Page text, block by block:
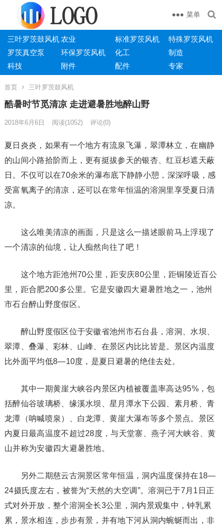
菜单
三叶罗茨鼓风机农业 标准罗茨风机
特殊罗茨风机
罗茨真空泵
环保罗茨风机 化工
制造
科技
附件 配件 专家
首页 三叶罗茨鼓风机
酷暑时节觅清凉 走进避暑胜地醉山野
2018年6月6日 阅读(1052) 评论(0)
夏日炎炎，如果有一个地方有流泉飞瀑，翠潭林立，在幽静
的山间小路拾阶而上，更有挺拔参天的银杏、红豆杉遮天蔽
日。不仅可以在70余米的瀑布底下静静小憩，深深呼吸，感
受富氧离子的清凉，还可以在常年恒温的溶洞里享受夏日清
凉。
这么唯美清凉的画面，只是这么一描述眼前马上浮现了
一个清凉的仙境，让人痴然向往了吧！
这个地方距池州70公里，距安庆80公里，距铜陵近百公
里，距合肥200多公里。它是安徽四大避暑胜地之一，池州
市石台醉山野度假区。
醉山野度假区位于安徽省池州市石台县，溶洞、水坝、
翠潭、叠瀑、彩林、山峰、在景区内比比皆是。景区内温度
比外面平均低8—10度，是夏日避暑的绝佳去处。
其中一期黄崖大峡谷内景区内植被覆盖率高达95%，包
括醉仙谷玻璃桥、缘溪水坝、星月潭水下公园、素月桥、青
龙潭（呐喊喷泉）、白龙潭、黄崖大瀑布等多个景点。景区
内夏日最高温度不超过28度，与天堂寨、燕子河大峡谷、黄
山并称为安徽四大避暑胜地。
另外二期慈云古洞景区常年恒温，洞内温度保持在18—
24摄氏度左右，被誉为“天然的大空调”。溶洞已于7月1日正
式对外开放，整个溶洞全长3公里，洞内景观集中，钟乳累
累，景水相连，步步有景，并有地下河从洞内蜿蜒而出，非